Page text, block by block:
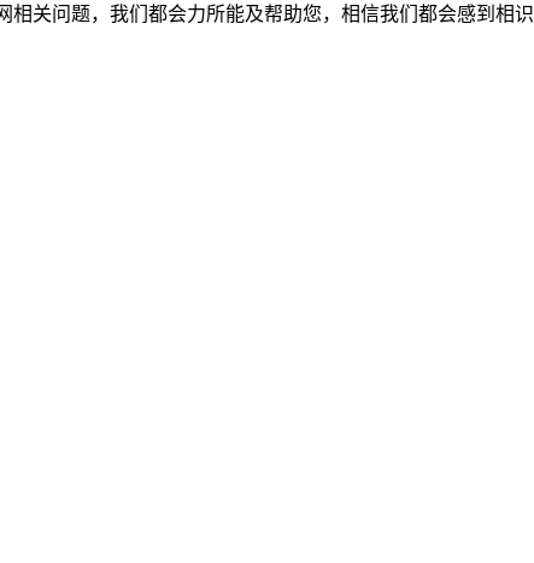
关问题，我们都会力所能及帮助您，相信我们都会感到相